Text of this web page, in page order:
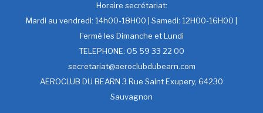
Horaire secrétariat:
Mardi au vendredi: 14h00-18H00 | Samedi: 12H00-16H00 |
Fermé les Dimanche et Lundi
TELEPHONE: 05 59 33 22 00
secretariat@aeroclubdubearn.com
AEROCLUB DU BEARN 3 Rue Saint Exupery, 64230
Sauvagnon